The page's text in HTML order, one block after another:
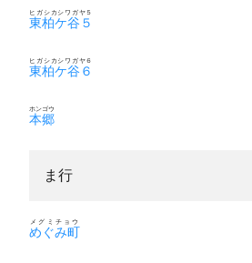
東柏ケ谷５
ヒガシカシワガヤ５
東柏ケ谷６
ヒガシカシワガヤ６
本郷
ホンゴウ
ま行
めぐみ町
メグミチョウ